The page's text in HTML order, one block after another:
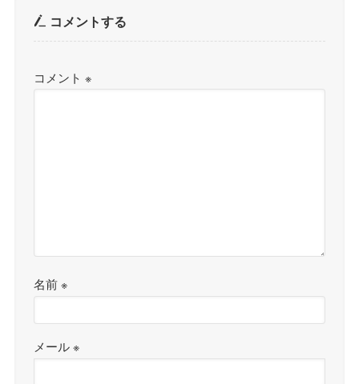
コメントする
コメント※
名前※
メール※